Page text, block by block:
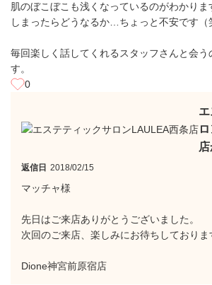
肌のぼこぼこも浅くなっているのがわかり
しまったらどうなるか…ちょっと不安です（
毎回楽しく話してくれるスタッフさんと会
す。
0
返信日 2018/02/15
マッチャ様
先日はご来店ありがとうございました。
次回のご来店、楽しみにお待ちしておりま
Dione神宮前原宿店